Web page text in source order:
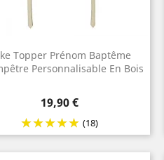
Topper Prénom Baptême
Personnalisable En Bois
Prix
19,90 €
(18)